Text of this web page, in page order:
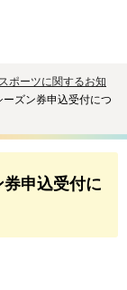
スポーツに関するお知
ズン券申込受付につ
申込受付に